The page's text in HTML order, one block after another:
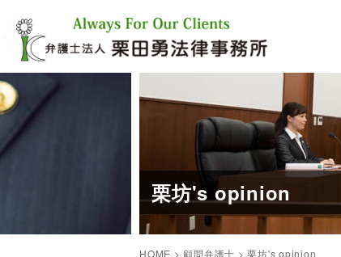
ツ
へ
ス
ッ
栗坊's opinion
HOME > 顧問弁護士 >栗坊's opinion